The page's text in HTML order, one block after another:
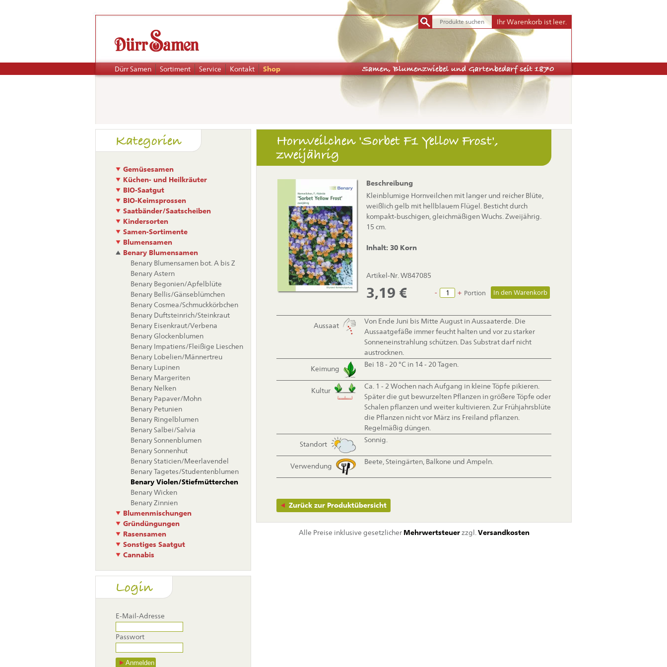
Navigation
überspringen
Dürr Samen Sortiment Service Kontakt Shop
Ihr Warenkorb ist leer.
Hornveilchen 'Sorbet F1 Yellow Frost',
zweijährig
Beschreibung
Kleinblumige Hornveilchen mit langer und reicher Blüte,
weißlich gelb mit hellblauem Flügel. Besticht durch
kompakt-buschigen, gleichmäßigen Wuchs. Zweijährig.
15 cm.
Inhalt: 30 Korn
Artikel-Nr. W847085
3,19 € - + Portion
Aussaat
Von Ende Juni bis Mitte August in Aussaaterde. Die
Aussaatgefäße immer feucht halten und vor zu starker
Sonneneinstrahlung schützen. Das Substrat darf nicht
austrocknen.
Keimung
Bei 18 - 20 °C in 14 - 20 Tagen.
Kultur
Ca. 1 - 2 Wochen nach Aufgang in kleine Töpfe pikieren.
Später die gut bewurzelten Pflanzen in größere Töpfe oder
Schalen pflanzen und weiter kultivieren. Zur Frühjahrsblüte
die Pflanzen nicht vor März ins Freiland pflanzen.
Regelmäßig düngen.
Standort
Sonnig.
Verwendung
Beete, Steingärten, Balkone und Ampeln.
Zurück zur Produktübersicht
Alle Preise inklusive gesetzlicher Mehrwertsteuerzzgl. Versandkosten
Kategorien
Gemüsesamen
Küchen- und Heilkräuter
BIO-Saatgut
BIO-Keimsprossen
Saatbänder/Saatscheiben
Kindersorten
Samen-Sortimente
Blumensamen
Benary Blumensamen
Benary Blumensamen bot. A bis Z
Benary Astern
Benary Begonien/Apfelblüte
Benary Bellis/Gänseblümchen
Benary Cosmea/Schmuckkörbchen
Benary Duftsteinrich/Steinkraut
Benary Eisenkraut/Verbena
Benary Glockenblumen
Benary Impatiens/Fleißige Lieschen
Benary Lobelien/Männertreu
Benary Lupinen
Benary Margeriten
Benary Nelken
Benary Papaver/Mohn
Benary Petunien
Benary Ringelblumen
Benary Salbei/Salvia
Benary Sonnenblumen
Benary Sonnenhut
Benary Staticien/Meerlavendel
Benary Tagetes/Studentenblumen
Benary Violen/Stiefmütterchen
Benary Wicken
Benary Zinnien
Blumenmischungen
Gründüngungen
Rasensamen
Sonstiges Saatgut
Cannabis
Login
E-Mail-Adresse
Passwort
Anmelden